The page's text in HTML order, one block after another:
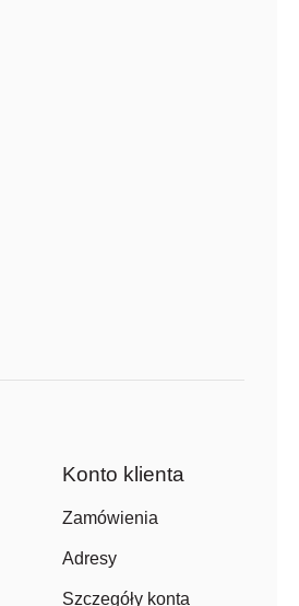
Konto klienta
Zamówienia
Adresy
Szczegóły konta